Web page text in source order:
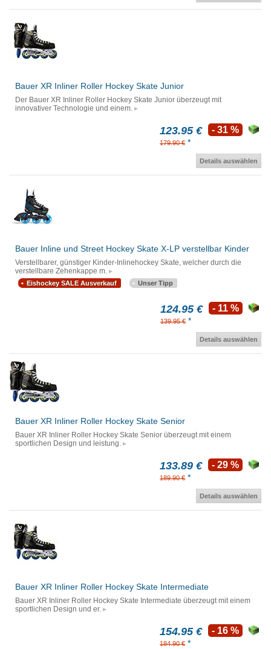
Bauer XR Inliner Roller Hockey Skate Junior
Der Bauer XR Inliner Roller Hockey Skate Junior überzeugt mit
innovativer Technologie und einem.
123.95 €
179.90 € *
- 31 %
Details auswählen
Bauer Inline und Street Hockey Skate X-LP verstellbar Kinder
Verstellbarer, günstiger Kinder-Inlinehockey Skate, welcher durch die
verstellbare Zehenkappe m.
Eishockey SALE Ausverkauf Unser Tipp
124.95 €
139.95 € *
- 11 %
Details auswählen
Bauer XR Inliner Roller Hockey Skate Senior
Bauer XR Inliner Roller Hockey Skate Senior überzeugt mit einem
sportlichen Design und leistung.
133.89 €
189.90 € *
- 29 %
Details auswählen
Bauer XR Inliner Roller Hockey Skate Intermediate
Bauer XR Inliner Roller Hockey Skate Intermediate überzeugt mit einem
sportlichen Design und er.
154.95 €
184.90 € *
- 16 %